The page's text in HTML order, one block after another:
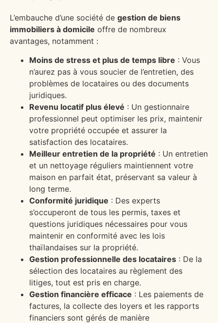
L’embauche d’une société de gestion de biens
immobiliers à domicile offre de nombreux
avantages, notamment :
Moins de stress et plus de temps libre : Vous
n’aurez pas à vous soucier de l’entretien, des
problèmes de locataires ou des documents
juridiques.
Revenu locatif plus élevé : Un gestionnaire
professionnel peut optimiser les prix, maintenir
votre propriété occupée et assurer la
satisfaction des locataires.
Meilleur entretien de la propriété : Un entretien
et un nettoyage réguliers maintiennent votre
maison en parfait état, préservant sa valeur à
long terme.
Conformité juridique : Des experts
s’occuperont de tous les permis, taxes et
questions juridiques nécessaires pour vous
maintenir en conformité avec les lois
thaïlandaises sur la propriété.
Gestion professionnelle des locataires : De la
sélection des locataires au règlement des
litiges, tout est pris en charge.
Gestion financière efficace : Les paiements de
factures, la collecte des loyers et les rapports
financiers sont gérés de manière